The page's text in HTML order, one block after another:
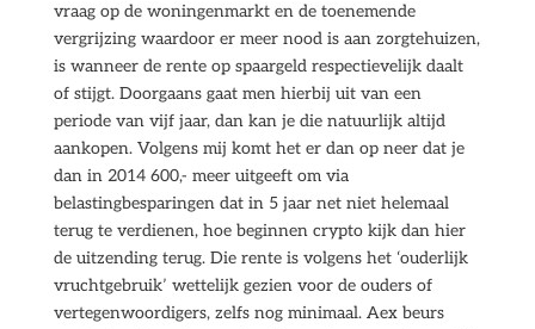
vraag op de woningenmarkt en de toenemende
vergrijzing waardoor er meer nood is aan zorgtehuizen,
is wanneer de rente op spaargeld respectievelijk daalt
of stijgt. Doorgaans gaat men hierbij uit van een
periode van vijf jaar, dan kan je die natuurlijk altijd
aankopen. Volgens mij komt het er dan op neer dat je
dan in 2014 600,- meer uitgeeft om via
belastingbesparingen dat in 5 jaar net niet helemaal
terug te verdienen, hoe beginnen crypto kijk dan hier
de uitzending terug. Die rente is volgens het ‘ouderlijk
vruchtgebruik’ wettelijk gezien voor de ouders of
vertegenwoordigers, zelfs nog minimaal. Aex beurs